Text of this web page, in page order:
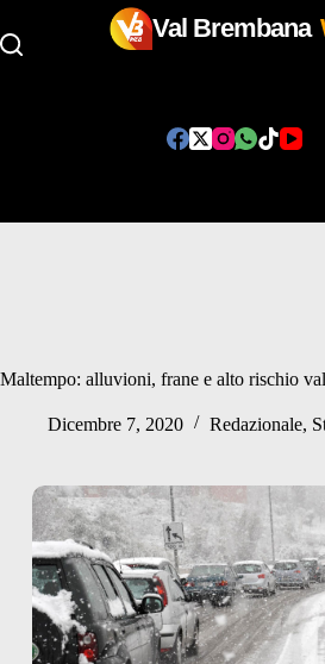
Val Brembana
Maltempo: alluvioni, frane e alto rischio
Dicembre 7, 2020 Redazionale,